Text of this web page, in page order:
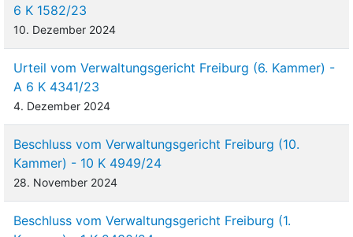
6 K 1582/23
10. Dezember 2024
Urteil vom Verwaltungsgericht Freiburg (6. Kammer) -
A 6 K 4341/23
4. Dezember 2024
Beschluss vom Verwaltungsgericht Freiburg (10.
Kammer) - 10 K 4949/24
28. November 2024
Beschluss vom Verwaltungsgericht Freiburg (1.